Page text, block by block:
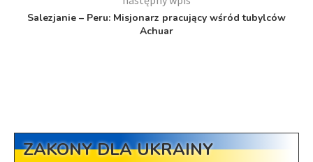
Salezjanie – Peru: Misjonarz pracujący wśród tubylców
Achuar
ZAKONY DLA UKRAINY